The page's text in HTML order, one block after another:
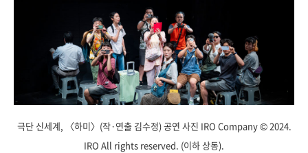
극단 신세계, 〈하미〉(작·연출 김수정) 공연 사진 IRO Company © 2024.
IRO All rights reserved. (이하 상동).